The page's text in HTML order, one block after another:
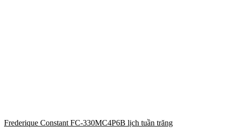
Frederique Constant FC-330MC4P6B lịch tuần trăng